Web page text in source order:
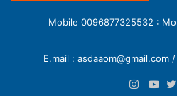
E.mail : asdaaom@gmail.com